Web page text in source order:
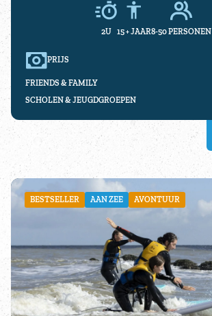
2U 15 +JAAR8-50 PERSONEN
PRIJS
FRIENDS & FAMILY
SCHOLEN & JEUGDGROEPEN
BESTSELLER AAN ZEE AVONTUUR